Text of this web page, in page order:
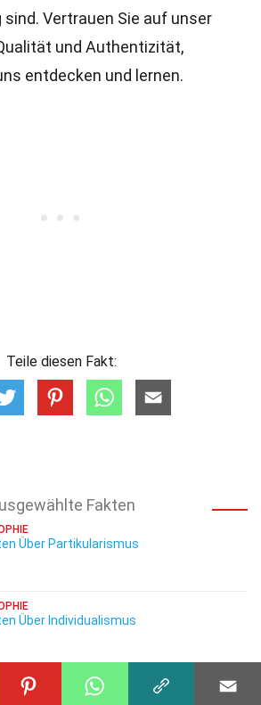
Vertrauen Sie auf unser
und Authentizität,
entdecken und lernen.
Teile diesen Fakt:
Fakten
Über Partikularismus
Über Individualismus
Über Einheit